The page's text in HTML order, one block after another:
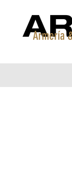
Armería